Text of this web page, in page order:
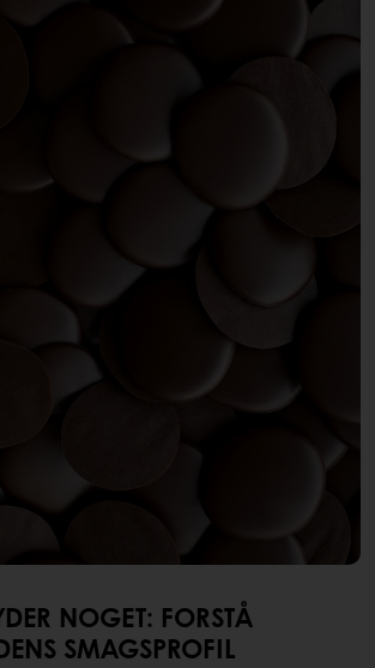
NOGET: FORSTÅ
SMAGSPROFIL